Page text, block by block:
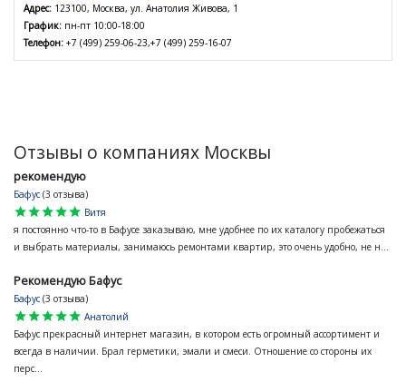
Адрес: 123100, Москва, ул. Анатолия Живова, 1
График: пн-пт 10:00-18:00
Телефон: +7 (499) 259-06-23,+7 (499) 259-16-07
Отзывы о компаниях Москвы
рекомендую
Бафус (3 отзыва)
star
star
star
star
star
Витя
я постоянно что-то в Бафусе заказываю, мне удобнее по их каталогу пробежаться
и выбрать материалы, занимаюсь ремонтами квартир, это очень удобно, не н...
Рекомендую Бафус
Бафус (3 отзыва)
star
star
star
star
star
Анатолий
Бафус прекрасный интернет магазин, в котором есть огромный ассортимент и
всегда в наличии. Брал герметики, эмали и смеси. Отношение со стороны их
перс...